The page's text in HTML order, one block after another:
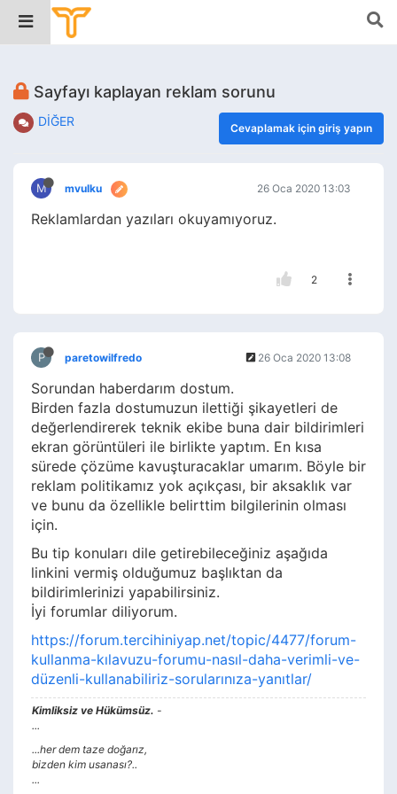
Sayfayı kaplayan reklam sorunu
DİĞER Cevaplamak için giriş yapın
M mvulku 26 Oca 2020 13:03
Reklamlardan yazıları okuyamıyoruz.
2
P paretowilfredo 26 Oca 2020 13:08
Sorundan haberdarım dostum.
Birden fazla dostumuzun ilettiği şikayetleri de
değerlendirerek teknik ekibe buna dair bildirimleri
ekran görüntüleri ile birlikte yaptım. En kısa
sürede çözüme kavuşturacaklar umarım. Böyle bir
reklam politikamız yok açıkçası, bir aksaklık var
ve bunu da özellikle belirttim bilgilerinin olması
için.
Bu tip konuları dile getirebileceğiniz aşağıda
linkini vermiş olduğumuz başlıktan da
bildirimlerinizi yapabilirsiniz.
İyi forumlar diliyorum.
https://forum.tercihiniyap.net/topic/4477/forum-
kullanma-kılavuzu-forumu-nasıl-daha-verimli-ve-
düzenli-kullanabiliriz-sorularınıza-yanıtlar/
Kimliksiz ve Hükümsüz. -
...
...her dem taze doğarız,
bizden kim usanası?..
...